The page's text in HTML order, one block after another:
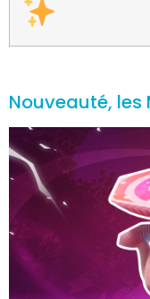
Nouveauté, les